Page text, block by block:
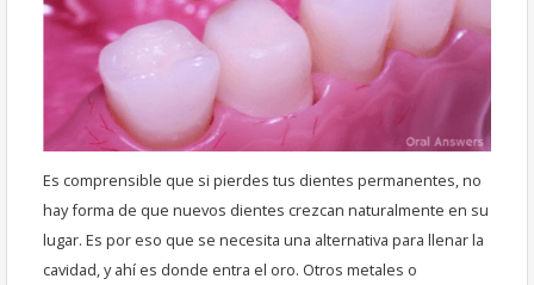
Es comprensible que si pierdes tus dientes permanentes, no
hay forma de que nuevos dientes crezcan naturalmente en su
lugar. Es por eso que se necesita una alternativa para llenar la
cavidad, y ahí es donde entra el oro. Otros metales o